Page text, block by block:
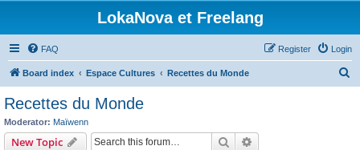
LokaNova et Freelang
FAQ Login
Register
Board index Espace Cultures Recettes du Monde
Recettes du Monde
Moderator: Maïwenn
New Topic Search